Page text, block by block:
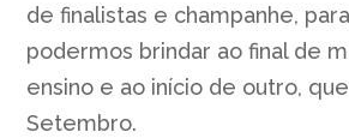
de finalistas e champanhe,
podermos brindar ao final de
ensino e ao início de outro,
Setembro.